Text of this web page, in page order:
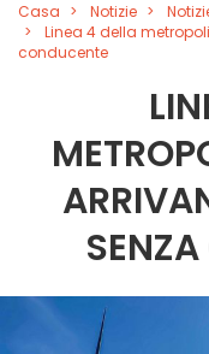
Casa Notizie
Linea 4 della
conducente